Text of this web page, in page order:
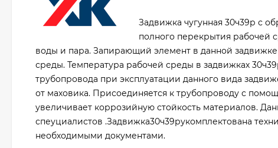
Задвижка чугунная 30ч39р с
полного перекрытия рабочей
воды и пара. Запирающий элемент в данной
среды. Температура рабочей среды в задвижках
трубопровода при эксплуатации данного вида
от маховика. Присоединяется к трубопроводу с
увеличивает коррозийную стойкость материалов.
спеуциалистов .Задвижка30ч39рукомплектована
необходимыми документами.